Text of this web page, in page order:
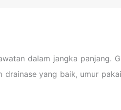
dalam jangka panjang.
yang baik, umur